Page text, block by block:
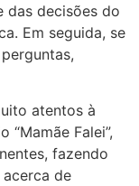
das decisões do
Em seguida, se
atentos à
Falei”,
fazendo
de